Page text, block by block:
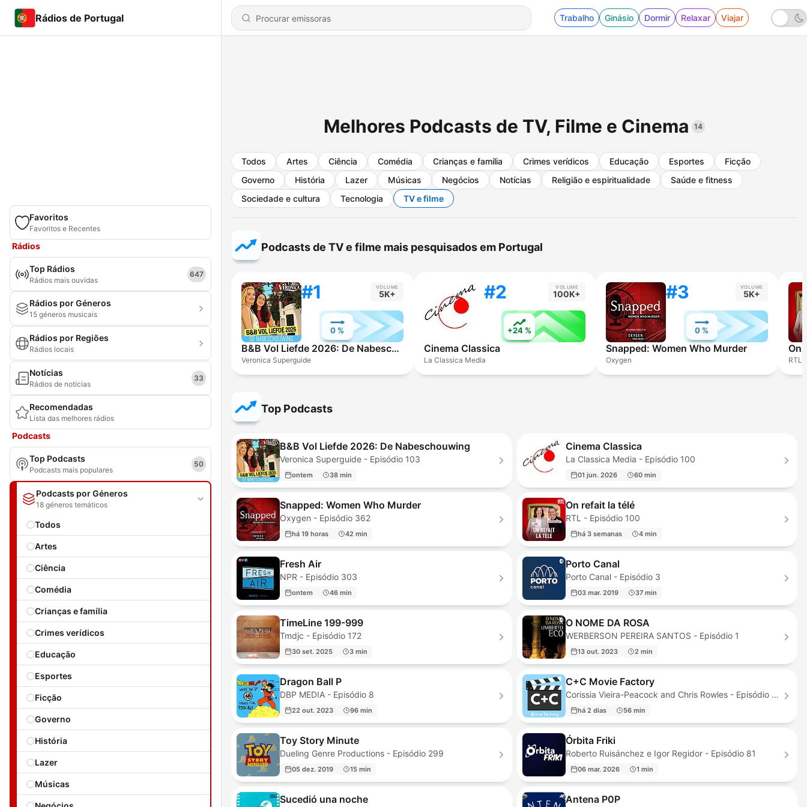
Rádios de Portugal Trabalho Ginásio Dormir Relaxar Viajar
Favoritos
Favoritos e Recentes
Rádios
Top Rádios
Rádios mais ouvidas
647
Rádios por Géneros
15 géneros musicais
Rádios por Regiões
Rádios locais
Notícias
Rádios de notícias
33
Recomendadas
Lista das melhores rádios
Podcasts
Top Podcasts
Podcasts mais populares
50
Podcasts por Géneros
18 géneros temáticos
Todos
Artes
Ciência
Comédia
Crianças e família
Crimes verídicos
Educação
Esportes
Ficção
Governo
História
Lazer
Músicas
Melhores Podcasts de TV, Filme e Cinema 14
Todos Artes Ciência Comédia Crianças e família Crimes verídicos Educação Esportes
Ficção
Governo
História Lazer Músicas Negócios Notícias Religião e espiritualidade
Saúde e fitness
Sociedade e cultura
Tecnologia TV e filme
Podcasts de TV e filme mais pesquisados em Portugal
#1 VOLUME
5K+
0 %
B&B Vol Liefde 2026: De Nabeschouwing
Veronica Superguide
#2 VOLUME
100K+
+24 %
Cinema Classica
La Classica Media
#3 VOLUME
5K+
0 %
Snapped: Women Who Murder
Oxygen
On
RTL
Top Podcasts
B&B Vol Liefde 2026: De Nabeschouwing
Veronica Superguide - Episódio 103
ontem 38 min
Cinema Classica
La Classica Media - Episódio 100
01 jun. 2026 60 min
Snapped: Women Who Murder
Oxygen - Episódio 362
há 19 horas 42 min
On refait la télé
RTL - Episódio 100
há 3 semanas 4 min
Fresh Air
NPR - Episódio 303
ontem 46 min
Porto Canal
Porto Canal - Episódio 3
03 mar. 2019 37 min
TimeLine 199-999
Tmdjc - Episódio 172
30 set. 2025 3 min
O NOME DA ROSA
WERBERSON PEREIRA SANTOS - Episódio 1
13 out. 2023 2 min
Dragon Ball P
DBP MEDIA - Episódio 8
22 out. 2023 96 min
C+C Movie Factory
Corissia Vieira-Peacock and Chris Rowles - Episódio 234
há 2 dias 56 min
Toy Story Minute
Dueling Genre Productions - Episódio 299
05 dez. 2019 15 min
Órbita Friki
Roberto Ruisánchez e Igor Regidor - Episódio 81
06 mar. 2026 1 min
Sucedió una noche Antena P0P